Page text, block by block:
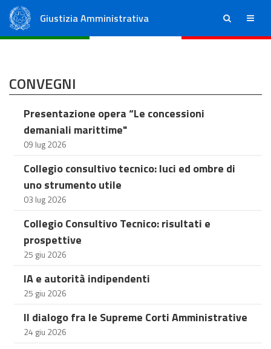
Giustizia Amministrativa ricerca menu
CONVEGNI
Presentazione opera “Le concessioni
demaniali marittime"
09 lug 2026
Collegio consultivo tecnico: luci ed ombre di
uno strumento utile
03 lug 2026
Collegio Consultivo Tecnico: risultati e
prospettive
25 giu 2026
IA e autorità indipendenti
25 giu 2026
Il dialogo fra le Supreme Corti Amministrative
24 giu 2026